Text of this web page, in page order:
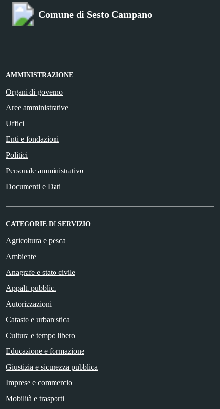
Comune di Sesto Campano
AMMINISTRAZIONE
Organi di governo
Aree amministrative
Uffici
Enti e fondazioni
Politici
Personale amministrativo
Documenti e Dati
CATEGORIE DI SERVIZIO
Agricoltura e pesca
Ambiente
Anagrafe e stato civile
Appalti pubblici
Autorizzazioni
Catasto e urbanistica
Cultura e tempo libero
Educazione e formazione
Giustizia e sicurezza pubblica
Imprese e commercio
Mobilità e trasporti